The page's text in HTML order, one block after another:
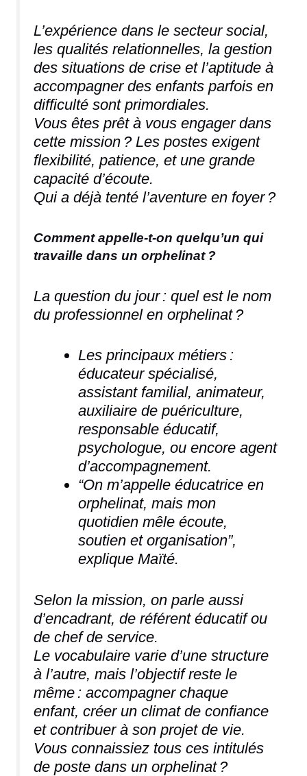
L’expérience dans le secteur social,
les qualités relationnelles, la gestion
des situations de crise et l’aptitude à
accompagner des enfants parfois en
difficulté sont primordiales.
Vous êtes prêt à vous engager dans
cette mission ? Les postes exigent
flexibilité, patience, et une grande
capacité d’écoute.
Qui a déjà tenté l’aventure en foyer ?
Comment appelle-t-on quelqu’un qui
travaille dans un orphelinat ?
La question du jour : quel est le nom
du professionnel en orphelinat ?
Les principaux métiers :
éducateur spécialisé,
assistant familial, animateur,
auxiliaire de puériculture,
responsable éducatif,
psychologue, ou encore agent
d’accompagnement.
“On m’appelle éducatrice en
orphelinat, mais mon
quotidien mêle écoute,
soutien et organisation”,
explique Maïté.
Selon la mission, on parle aussi
d’encadrant, de référent éducatif ou
de chef de service.
Le vocabulaire varie d’une structure
à l’autre, mais l’objectif reste le
même : accompagner chaque
enfant, créer un climat de confiance
et contribuer à son projet de vie.
Vous connaissiez tous ces intitulés
de poste dans un orphelinat ?